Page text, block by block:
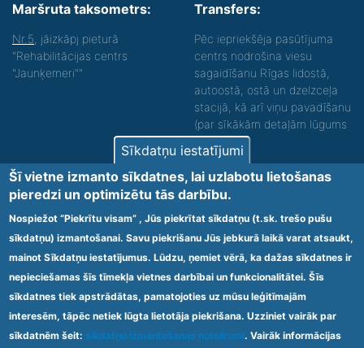
Maršruta taksometrs:
Nr.5 , jāizkāpj pieturā
"Rehabilitācijas centrs
"Jaunķemeri""
Transfers:
Pēc iepriekšēja pasūtījuma
centrs nodrošina viesu
sagaidīšanu Rīgas lidostā,
autoostā, ostā un dzelzceļa
stacijā, kā arī viņu pavadīšanu
(par sīkākām detaļām lūgums
zvanīt).
Nodrošinām vides piekļūstamību personām ar
funkcionāliem traucējumiem! SIA „Sanare-KRC
Jaunķemeri”, Kolkas ielā 20, Jūrmalā ir nodrošināta vides
piekļūstamība personām ar funkcionāliem traucējumiem,
tādejādi nodrošinot atbilstību Ministru kabineta
2009.gada 20.janvāra noteikumos Nr.60 „Noteikumi par
obligātajām prasībām ārstniecības iestādēm un to
struktūrvienībām” minētajām prasībām.
Ārstniecības iestādes kods 1300 – 64003
Sīkdatņu iestatījumi
Šī vietne izmanto sīkdatnes, lai uzlabotu lietošanas
pieredzi un optimizētu tās darbību.
Nospiežot “Piekrītu visam” , Jūs piekrītat sīkdatņu (t.sk. trešo pušu
sīkdatņu) izmantošanai. Savu piekrišanu Jūs jebkurā laikā varat atsaukt,
mainot Sīkdatņu iestatījumus. Lūdzu, ņemiet vērā, ka dažas sīkdatnes ir
nepieciešamas šīs tīmekļa vietnes darbībai un funkcionalitātei. Šīs
sīkdatnes tiek apstrādātas, pamatojoties uz mūsu leģitīmajām
interesēm, tāpēc netiek lūgta lietotāja piekrišana. Uzziniet vairāk par
sīkdatnēm šeit: sīkdatņu izmantošanas noteikumi. Vairāk informācijas